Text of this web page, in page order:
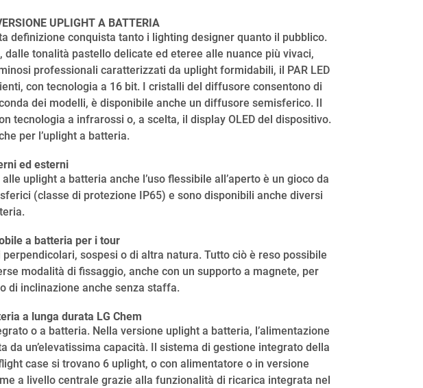
UPLIGHT A BATTERIA
definizione conquista tanto i lighting designer quanto il pubblico.
tonalità pastello delicate ed eteree alle nuance più vivaci,
professionali caratterizzati da uplight formidabili, il PAR LED
con tecnologia a 16 bit. I cristalli del diffusore consentono di
dei modelli, è disponibile anche un diffusore semisferico. Il
tecnologia a infrarossi o, a scelta, il display OLED del dispositivo.
per l’uplight a batteria.
ed esterni
uplight a batteria anche l’uso flessibile all’aperto è un gioco da
(classe di protezione IP65) e sono disponibili anche diversi
a batteria per i tour
sospesi o di altra natura. Tutto ciò è reso possibile
modalità di fissaggio, anche con un supporto a magnete, per
di inclinazione anche senza staffa.
a lunga durata LG Chem
o a batteria. Nella versione uplight a batteria, l’alimentazione
un’elevatissima capacità. Il sistema di gestione integrato della
case si trovano 6 uplight, o con alimentatore o in versione
a livello centrale grazie alla funzionalità di ricarica integrata nel